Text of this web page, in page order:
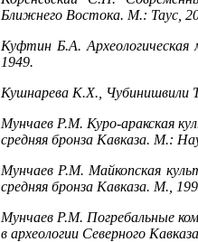
Ближнего Востока. М.: Таус,
Куфтин Б.А.
1949.
Кушнарева К.Х., Чубинишвили
Мунчаев Р.М. Куро-аракская
средняя бронза Кавказа. М.:
Мунчаев Р.М. Майкопская
средняя бронза Кавказа. М.,
Мунчаев Р.М. Погребальные
в археологии Северного